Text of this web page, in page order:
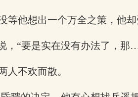
他想出一个万全之策，他却
，“要是实在没有办法了，
人不欢而散。